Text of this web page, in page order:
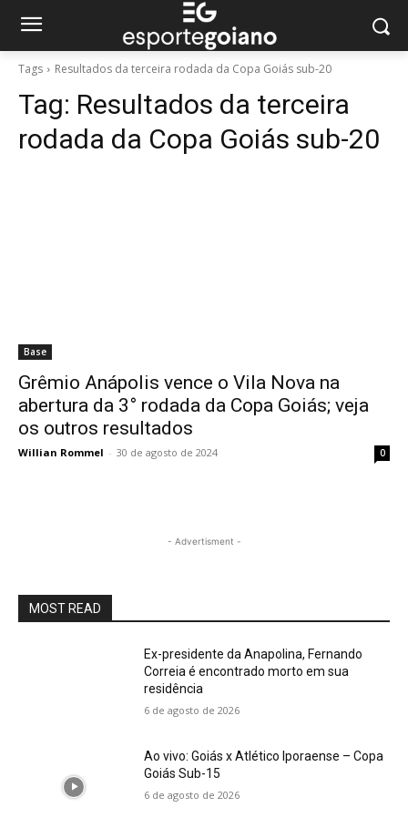
Tags Resultados da terceira rodada da Copa Goiás sub-20
Tag: Resultados da terceira
rodada da Copa Goiás sub-20
Base
Grêmio Anápolis vence o Vila Nova na
abertura da 3° rodada da Copa Goiás; veja
os outros resultados
Willian Rommel - 30 de agosto de 2024 0
- Advertisment -
MOST READ
Ex-presidente da Anapolina, Fernando
Correia é encontrado morto em sua
residência
6 de agosto de 2026
Ao vivo: Goiás x Atlético Iporaense – Copa
Goiás Sub-15
6 de agosto de 2026